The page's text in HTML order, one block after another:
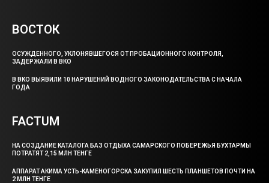
ВОСТОК
ОСУЖДЕННОГО, УКЛОНЯВШЕГОСЯ ОТ ПРОБАЦИОННОГО КОНТРОЛЯ,
ЗАДЕРЖАЛИ В ВКО
В ВКО ВЫЯВИЛИ 10 НАРУШЕНИЙ ВОДНОГО ЗАКОНОДАТЕЛЬСТВА С НАЧАЛА
ГОДА
FACTUM
НА СОЗДАНИЕ КАТАЛОГА БАЗ ОТДЫХА САМАРСКОГО ПОБЕРЕЖЬЯ БУХТАРМЫ
ПОТРАТЯТ 2,15 МЛН ТЕНГЕ
АППАРАТ АКИМА УСТЬ-КАМЕНОГОРСКА ЗАКУПИЛ ШЕСТЬ ПЛАНШЕТОВ ПОЧТИ НА
2 МЛН ТЕНГЕ